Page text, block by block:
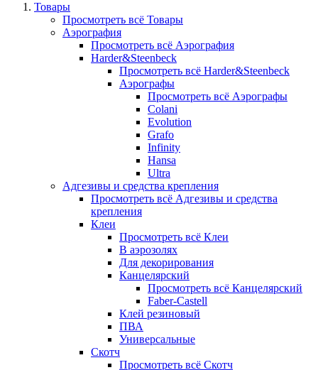
Товары
Просмотреть всё Товары
Аэрография
Просмотреть всё Аэрография
Harder&Steenbeck
Просмотреть всё Harder&Steenbeck
Аэрографы
Просмотреть всё Аэрографы
Colani
Evolution
Grafo
Infinity
Hansa
Ultra
Адгезивы и средства крепления
Просмотреть всё Адгезивы и средства
крепления
Клеи
Просмотреть всё Клеи
В аэрозолях
Для декорирования
Канцелярский
Просмотреть всё Канцелярский
Faber-Castell
Клей резиновый
ПВА
Универсальные
Скотч
Просмотреть всё Скотч